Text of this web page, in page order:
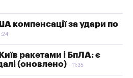
компенсації за удари по
ракетами і БпЛА: є
(оновлено)
11:35